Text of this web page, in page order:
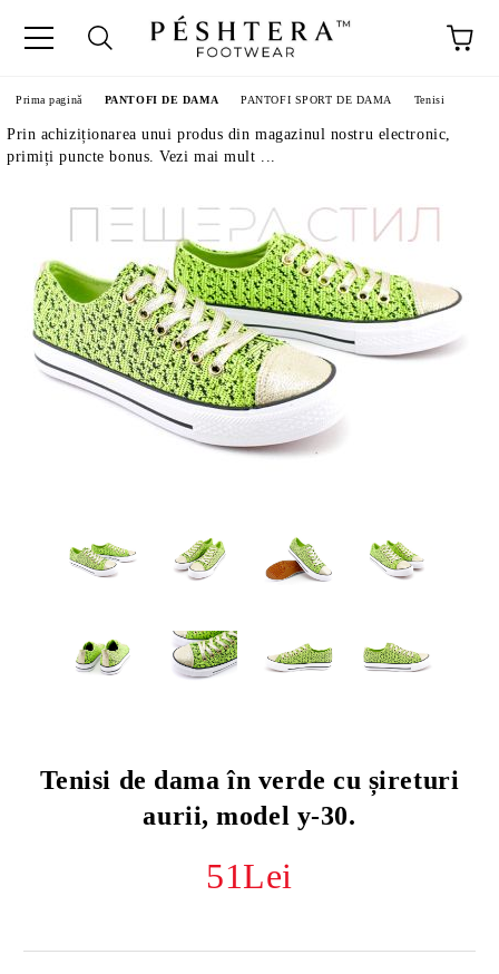
Prima pagină PANTOFI DE DAMA PANTOFI SPORT DE DAMA Tenisi
Prin achiziționarea unui produs din magazinul nostru electronic,
primiți puncte bonus. Vezi mai mult ...
Tenisi de dama în verde cu șireturi
aurii, model y-30.
51Lei